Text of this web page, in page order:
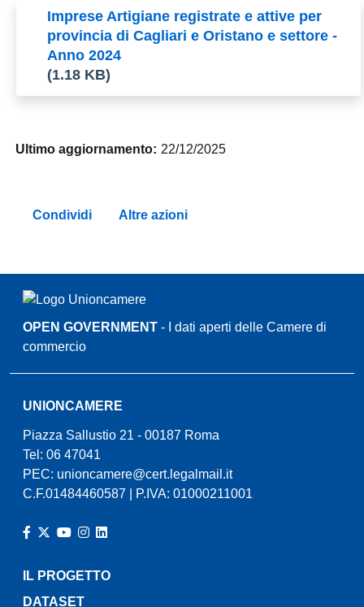
Imprese Artigiane registrate e attive per
provincia di Cagliari e Oristano e settore -
Anno 2024
(1.18 KB)
Ultimo aggiornamento: 22/12/2025
Condividi Altre azioni
OPEN GOVERNMENT - I dati aperti delle Camere di
commercio
UNIONCAMERE
Piazza Sallustio 21 - 00187 Roma
Tel: 06 47041
PEC: unioncamere@cert.legalmail.it
C.F.01484460587 | P.IVA: 01000211001
IL PROGETTO
DATASET